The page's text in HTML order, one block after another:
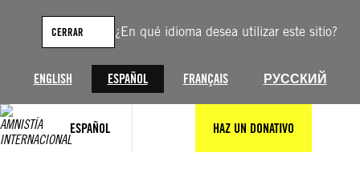
¿En qué idioma desea utilizar este sitio?
ENGLISH ESPAÑOL FRANÇAIS РУССКИЙ
CERRAR
ESPAÑOL HAZ UN DONATIVO
contenido